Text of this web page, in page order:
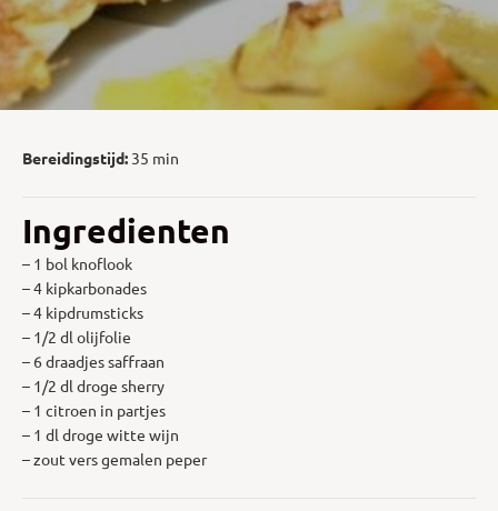
Bereidingstijd: 35 min
Ingredienten
– 1 bol knoflook
– 4 kipkarbonades
– 4 kipdrumsticks
– 1/2 dl olijfolie
– 6 draadjes saffraan
– 1/2 dl droge sherry
– 1 citroen in partjes
– 1 dl droge witte wijn
– zout vers gemalen peper